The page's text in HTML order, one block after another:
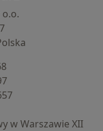
o.o.
w Warszawie XII